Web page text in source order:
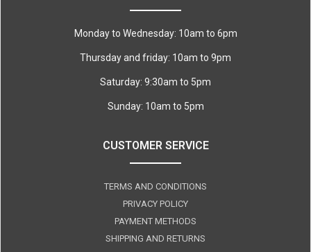
Monday to Wednesday: 10am to 6pm
Thursday and friday: 10am to 9pm
Saturday: 9:30am to 5pm
Sunday: 10am to 5pm
CUSTOMER SERVICE
TERMS AND CONDITIONS
PRIVACY POLICY
PAYMENT METHODS
SHIPPING AND RETURNS